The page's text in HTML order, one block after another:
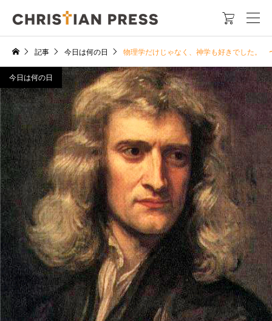

記事 今日は何の日 物理学だけじゃなく、神学も好きでした。
今日は何の日